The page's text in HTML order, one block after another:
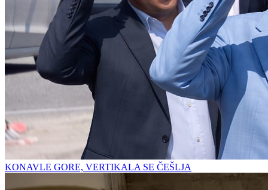
KONAVLE GORE, VERTIKALA SE ČEŠLJA